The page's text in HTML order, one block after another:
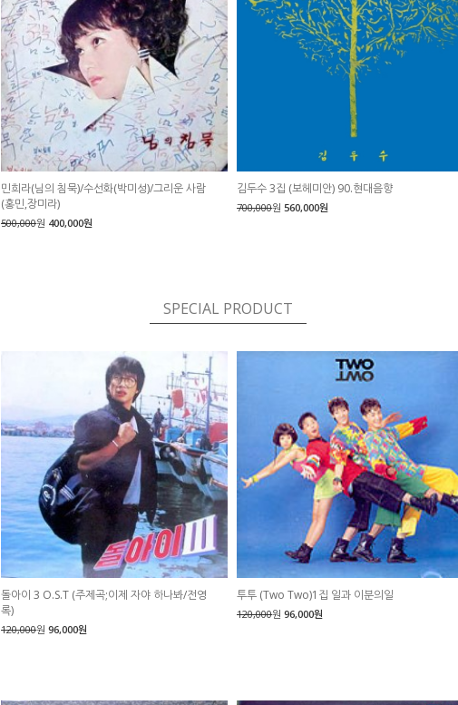
민희라(님의 침묵)/수선화(박미성)/그리운 사람
(홍민,장미라)
500,000원 400,000원
김두수 3집 (보헤미안) 90.현대음향
700,000원 560,000원
SPECIAL PRODUCT
돌아이 3 O.S.T (주제곡;이제 자야 하나봐/전영
록)
120,000원 96,000원
투투 (Two Two)1집 일과 이분의일
120,000원 96,000원